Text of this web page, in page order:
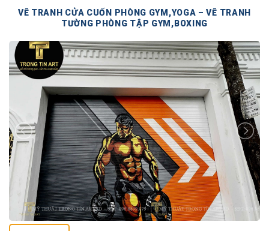
VẼ TRANH CỬA CUỐN PHÒNG GYM,YOGA – VẼ TRANH
TƯỜNG PHÒNG TẬP GYM,BOXING